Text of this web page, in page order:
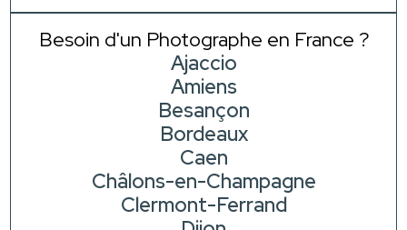
Besoin d'un Photographe en France ?
Ajaccio
Amiens
Besançon
Bordeaux
Caen
Châlons-en-Champagne
Clermont-Ferrand